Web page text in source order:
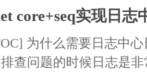
core+seq实现日志
为什么需要日志中
查问题的时候日志是